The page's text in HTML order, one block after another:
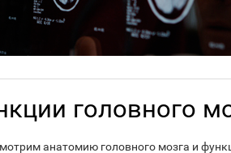
головного
анатомию головного мозга и